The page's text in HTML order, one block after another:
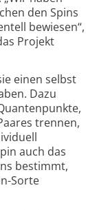
den Spins
bewiesen“,
Projekt
einen selbst
Dazu
trennen,
auch das
bestimmt,
Sorte